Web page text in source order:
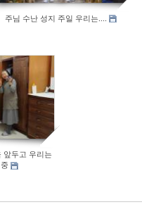
주님 수난 성지 주일 우리는....
앞두고 우리는